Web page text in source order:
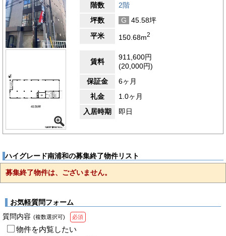
階数
2階
坪数
G
45.58坪
平米
150.68m2
賃料
911,600円
(20,000円)
保証金
6ヶ月
礼金
1.0ヶ月
入居時期
即日
ハイグレード南浦和の募集終了物件リスト
募集終了物件は、ございません。
お気軽質問フォーム
質問内容 (複数選択可) 必須
物件を内覧したい